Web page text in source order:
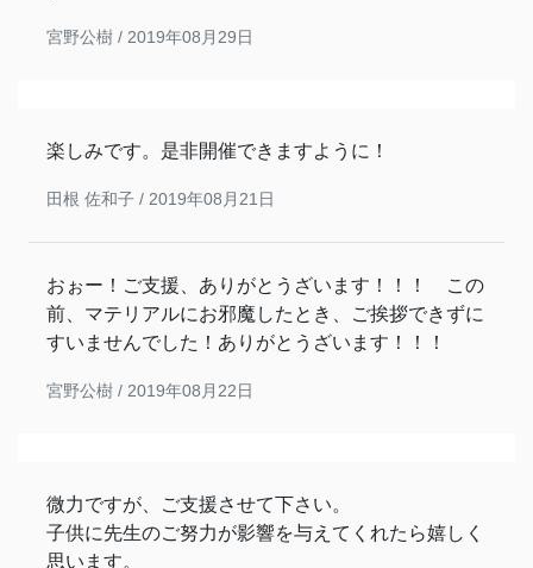
宮野公樹 / 2019年08月29日
楽しみです。是非開催できますように！
田根 佐和子 / 2019年08月21日
おぉー！ご支援、ありがとうざいます！！！ この
前、マテリアルにお邪魔したとき、ご挨拶できずに
すいませんでした！ありがとうざいます！！！
宮野公樹 / 2019年08月22日
微力ですが、ご支援させて下さい。
子供に先生のご努力が影響を与えてくれたら嬉しく
思います。